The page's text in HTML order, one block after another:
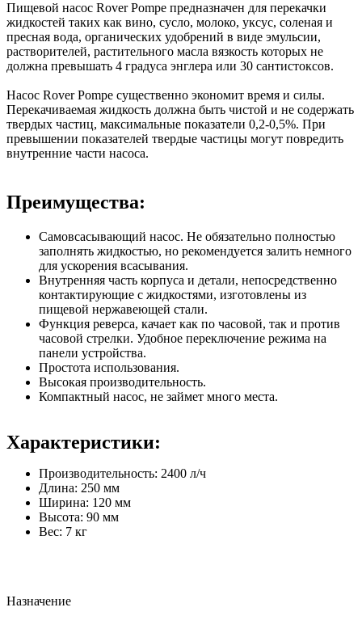
Пищевой насос Rover Pompe предназначен для перекачки
жидкостей таких как вино, сусло, молоко, уксус, соленая и
пресная вода, органических удобрений в виде эмульсии,
растворителей, растительного масла вязкость которых не
должна превышать 4 градуса энглера или 30 сантистоксов.
Насос Rover Pompe существенно экономит время и силы.
Перекачиваемая жидкость должна быть чистой и не содержать
твердых частиц, максимальные показатели 0,2-0,5%. При
превышении показателей твердые частицы могут повредить
внутренние части насоса.
Преимущества:
Самовсасывающий насос. Не обязательно полностью
заполнять жидкостью, но рекомендуется залить немного
для ускорения всасывания.
Внутренняя часть корпуса и детали, непосредственно
контактирующие с жидкостями, изготовлены из
пищевой нержавеющей стали.
Функция реверса, качает как по часовой, так и против
часовой стрелки. Удобное переключение режима на
панели устройства.
Простота использования.
Высокая производительность.
Компактный насос, не займет много места.
Характеристики:
Производительность: 2400 л/ч
Длина: 250 мм
Ширина: 120 мм
Высота: 90 мм
Вес: 7 кг
Назначение